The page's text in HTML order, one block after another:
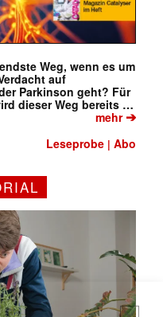
Newsletter
informiert.
Weg, wenn es um
auf
Parkinson geht? Für
dieser Weg bereits …
mehr➔
Leseprobe |Abo